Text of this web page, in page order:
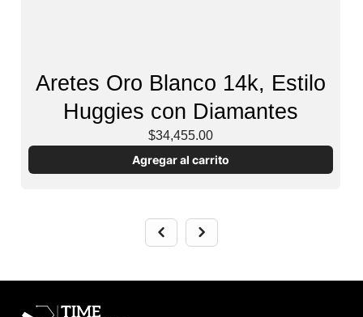
Aretes Oro Blanco 14k, Estilo
Huggies con Diamantes
$34,455.00
Agregar al carrito